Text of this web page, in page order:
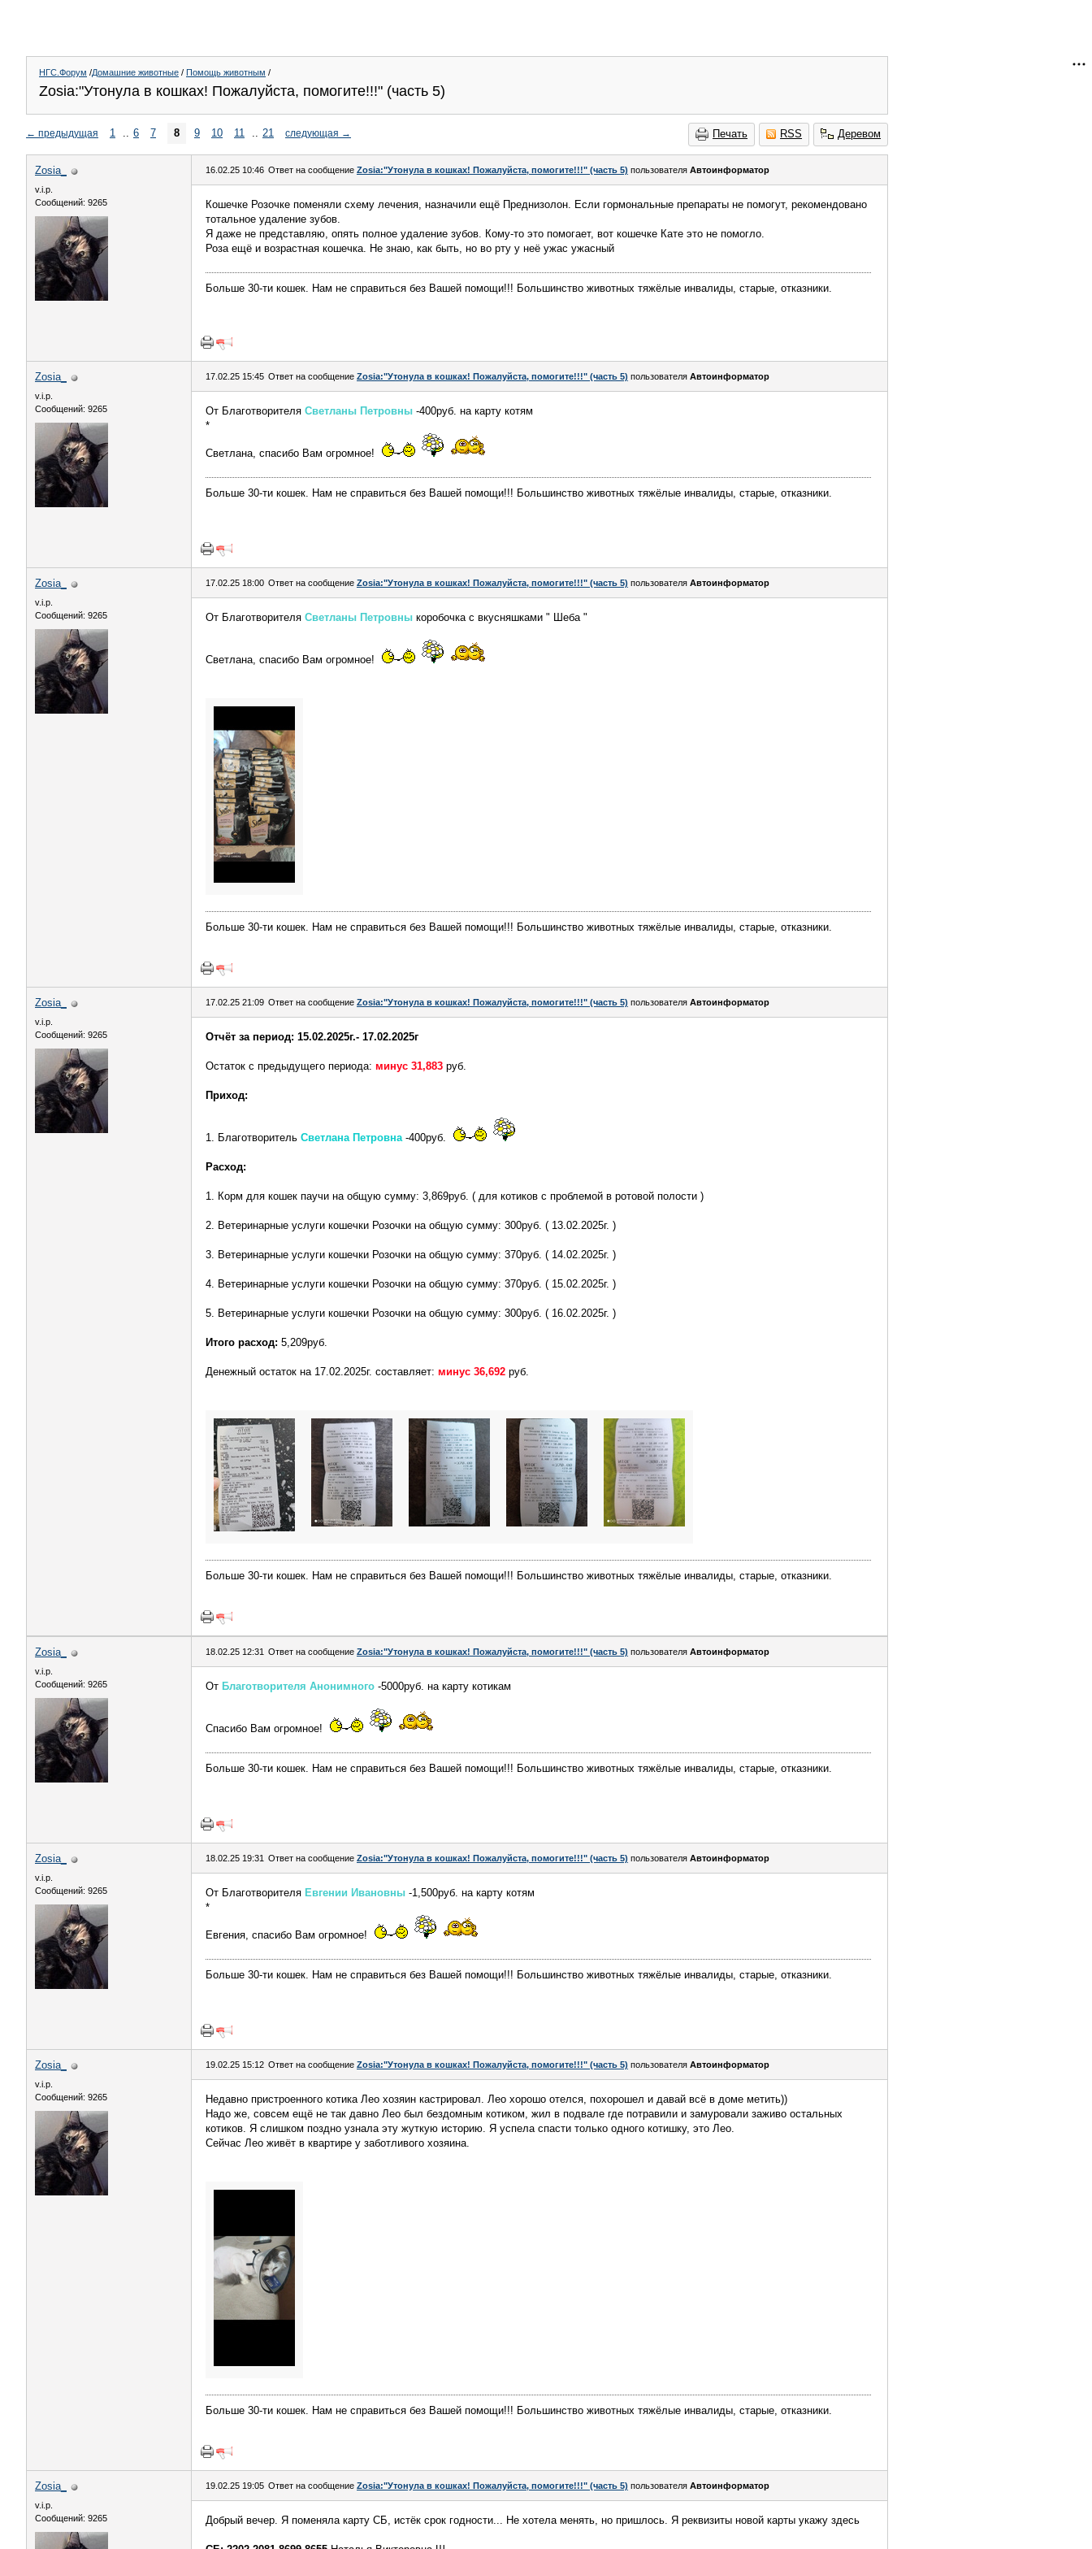
НГС.Форум /Домашние животные / Помощь животным /
Zosia:"Утонула в кошках! Пожалуйста, помогите!!!" (часть 5)
Печать RSS Деревом
← предыдущая 1 .. 6 7 8 9 10 11 .. 21 следующая →
Zosia_
v.i.p.
Сообщений: 9265
16.02.25 10:46 Ответ на сообщение Zosia:"Утонула в кошках! Пожалуйста, помогите!!!" (часть 5) пользователя Автоинформатор
Кошечке Розочке поменяли схему лечения, назначили ещё Преднизолон. Если гормональные препараты не помогут, рекомендовано
тотальное удаление зубов.
Я даже не представляю, опять полное удаление зубов. Кому-то это помогает, вот кошечке Кате это не помогло.
Роза ещё и возрастная кошечка. Не знаю, как быть, но во рту у неё ужас ужасный
Больше 30-ти кошек. Нам не справиться без Вашей помощи!!! Большинство животных тяжёлые инвалиды, старые, отказники.
Zosia_
v.i.p.
Сообщений: 9265
17.02.25 15:45 Ответ на сообщение Zosia:"Утонула в кошках! Пожалуйста, помогите!!!" (часть 5) пользователя Автоинформатор
От Благотворителя Светланы Петровны -400руб. на карту котям
*
Светлана, спасибо Вам огромное!
Больше 30-ти кошек. Нам не справиться без Вашей помощи!!! Большинство животных тяжёлые инвалиды, старые, отказники.
Zosia_
v.i.p.
Сообщений: 9265
17.02.25 18:00 Ответ на сообщение Zosia:"Утонула в кошках! Пожалуйста, помогите!!!" (часть 5) пользователя Автоинформатор
От Благотворителя Светланы Петровны коробочка с вкусняшками " Шеба "
Светлана, спасибо Вам огромное!
Больше 30-ти кошек. Нам не справиться без Вашей помощи!!! Большинство животных тяжёлые инвалиды, старые, отказники.
Zosia_
v.i.p.
Сообщений: 9265
17.02.25 21:09 Ответ на сообщение Zosia:"Утонула в кошках! Пожалуйста, помогите!!!" (часть 5) пользователя Автоинформатор
Отчёт за период: 15.02.2025г.- 17.02.2025г
Остаток с предыдущего периода: минус 31,883 руб.
Приход:
1. Благотворитель Светлана Петровна -400руб.
Расход:
1. Корм для кошек паучи на общую сумму: 3,869руб. ( для котиков с проблемой в ротовой полости )
2. Ветеринарные услуги кошечки Розочки на общую сумму: 300руб. ( 13.02.2025г. )
3. Ветеринарные услуги кошечки Розочки на общую сумму: 370руб. ( 14.02.2025г. )
4. Ветеринарные услуги кошечки Розочки на общую сумму: 370руб. ( 15.02.2025г. )
5. Ветеринарные услуги кошечки Розочки на общую сумму: 300руб. ( 16.02.2025г. )
Итого расход: 5,209руб.
Денежный остаток на 17.02.2025г. составляет: минус 36,692 руб.
Больше 30-ти кошек. Нам не справиться без Вашей помощи!!! Большинство животных тяжёлые инвалиды, старые, отказники.
Zosia_
v.i.p.
Сообщений: 9265
18.02.25 12:31 Ответ на сообщение Zosia:"Утонула в кошках! Пожалуйста, помогите!!!" (часть 5) пользователя Автоинформатор
От Благотворителя Анонимного -5000руб. на карту котикам
Спасибо Вам огромное!
Больше 30-ти кошек. Нам не справиться без Вашей помощи!!! Большинство животных тяжёлые инвалиды, старые, отказники.
Zosia_
v.i.p.
Сообщений: 9265
18.02.25 19:31 Ответ на сообщение Zosia:"Утонула в кошках! Пожалуйста, помогите!!!" (часть 5) пользователя Автоинформатор
От Благотворителя Евгении Ивановны -1,500руб. на карту котям
*
Евгения, спасибо Вам огромное!
Больше 30-ти кошек. Нам не справиться без Вашей помощи!!! Большинство животных тяжёлые инвалиды, старые, отказники.
Zosia_
v.i.p.
Сообщений: 9265
19.02.25 15:12 Ответ на сообщение Zosia:"Утонула в кошках! Пожалуйста, помогите!!!" (часть 5) пользователя Автоинформатор
Недавно пристроенного котика Лео хозяин кастрировал. Лео хорошо отелся, похорошел и давай всё в доме метить))
Надо же, совсем ещё не так давно Лео был бездомным котиком, жил в подвале где потравили и замуровали заживо остальных
котиков. Я слишком поздно узнала эту жуткую историю. Я успела спасти только одного котишку, это Лео.
Сейчас Лео живёт в квартире у заботливого хозяина.
Больше 30-ти кошек. Нам не справиться без Вашей помощи!!! Большинство животных тяжёлые инвалиды, старые, отказники.
Zosia_
v.i.p.
Сообщений: 9265
19.02.25 19:05 Ответ на сообщение Zosia:"Утонула в кошках! Пожалуйста, помогите!!!" (часть 5) пользователя Автоинформатор
Добрый вечер. Я поменяла карту СБ, истёк срок годности... Не хотела менять, но пришлось. Я реквизиты новой карты укажу здесь